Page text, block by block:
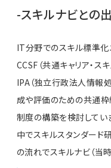
-スキルナビとの
IT分野でのスキル標準化
CCSF（共通キャリア・ス
IPA（独立行政法人情報
成や評価のための共通枠
制度の構築を検討してい
中でスキルスタンダード
の流れでスキルナビ（当